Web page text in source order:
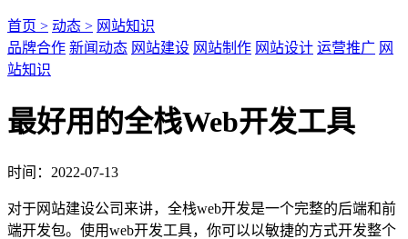
首页 > 动态 > 网站知识
品牌合作 新闻动态 网站建设 网站制作 网站设计 运营推广 网
站知识
最好用的全栈Web开发工具
时间：2022-07-13
对于网站建设公司来讲，全栈web开发是一个完整的后端和前
端开发包。使用web开发工具，你可以以敏捷的方式开发整个